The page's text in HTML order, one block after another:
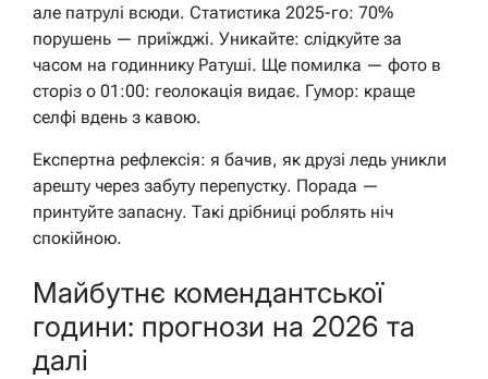
але патрулі всюди. Статистика 2025-го: 70%
порушень — приїжджі. Уникайте: слідкуйте за
часом на годиннику Ратуші. Ще помилка — фото в
сторіз о 01:00: геолокація видає. Гумор: краще
селфі вдень з кавою.
Експертна рефлексія: я бачив, як друзі ледь уникли
арешту через забуту перепустку. Порада —
принтуйте запасну. Такі дрібниці роблять ніч
спокійною.
Майбутнє комендантської
години: прогнози на 2026 та
далі